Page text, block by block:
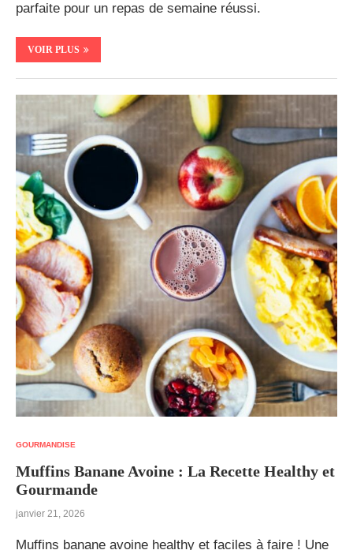
parfaite pour un repas de semaine réussi.
VOIR PLUS
GOURMANDISE
Muffins Banane Avoine : La Recette Healthy et
Gourmande
janvier 21, 2026
Muffins banane avoine healthy et faciles à faire ! Une